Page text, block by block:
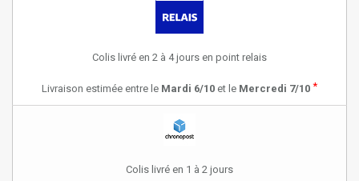
Colis livré en 2 à 4 jours en point relais
Livraison estimée entre le Mardi 6/10 et le Mercredi 7/10 *
Colis livré en 1 à 2 jours